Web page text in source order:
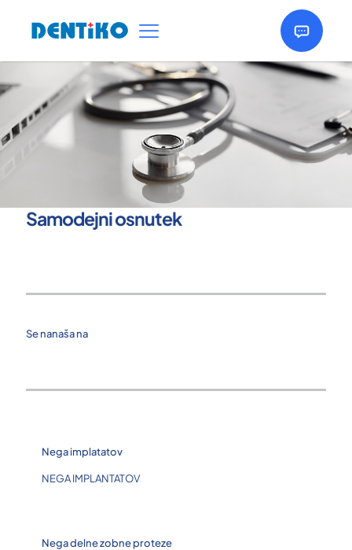
Samodejni osnutek
Se nanaša na
Nega implatatov
NEGA IMPLANTATOV
Nega delne zobne proteze